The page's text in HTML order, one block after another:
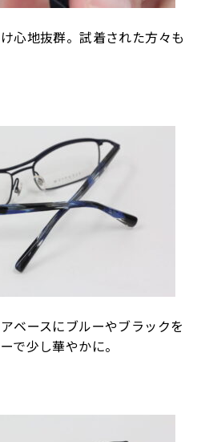
心地抜群。試着された方々も
ベースにブルーやブラックを
で少し華やかに。